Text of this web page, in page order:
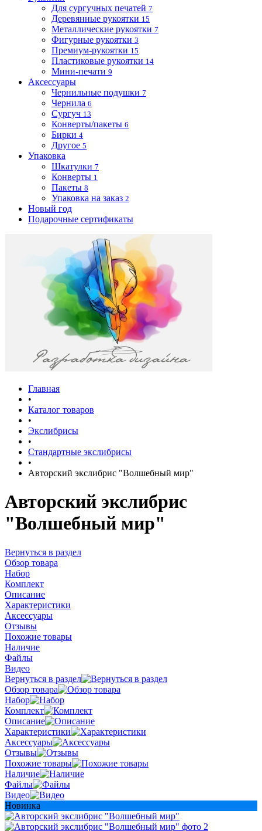
Для сургучных печатей 7
Деревянные рукоятки 15
Металлические рукоятки 7
Фигурные рукоятки 3
Премиум-рукоятки 15
Пластиковые рукоятки 14
Мини-печати 9
Аксессуары
Чернильные подушки 7
Чернила 6
Сургуч 13
Конверты/пакеты 6
Бирки 4
Другое 5
Упаковка
Шкатулки 7
Конверты 1
Пакеты 8
Упаковка на заказ 2
Новый год
Подарочные сертификаты
Главная
•
Каталог товаров
•
Экслибрисы
•
Стандартные экслибрисы
•
Авторский экслибрис "Волшебный мир"
Авторский экслибрис
"Волшебный мир"
Вернуться в раздел
Обзор товара
Набор
Комплект
Описание
Характеристики
Аксессуары
Отзывы
Похожие товары
Наличие
Файлы
Видео
Вернуться в раздел
Обзор товара
Набор
Комплект
Описание
Характеристики
Аксессуары
Отзывы
Похожие товары
Наличие
Файлы
Видео
Новинка